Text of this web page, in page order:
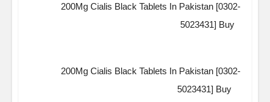
200Mg Cialis Black Tablets In Pakistan [0302-
5023431] Buy
200Mg Cialis Black Tablets In Pakistan [0302-
5023431] Buy